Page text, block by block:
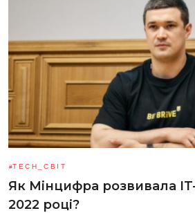
TECH_СВІТ
Як Мінцифра розвивала
2022 році?